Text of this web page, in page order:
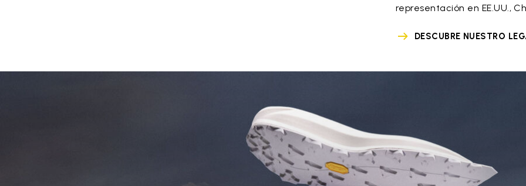
representación en EE.UU.,
DESCUBRE NUESTRO